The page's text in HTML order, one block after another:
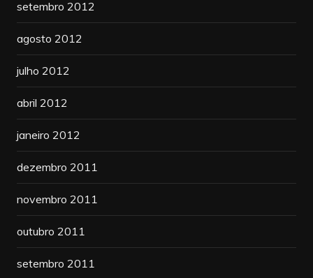
setembro 2012
agosto 2012
julho 2012
abril 2012
janeiro 2012
dezembro 2011
novembro 2011
outubro 2011
setembro 2011